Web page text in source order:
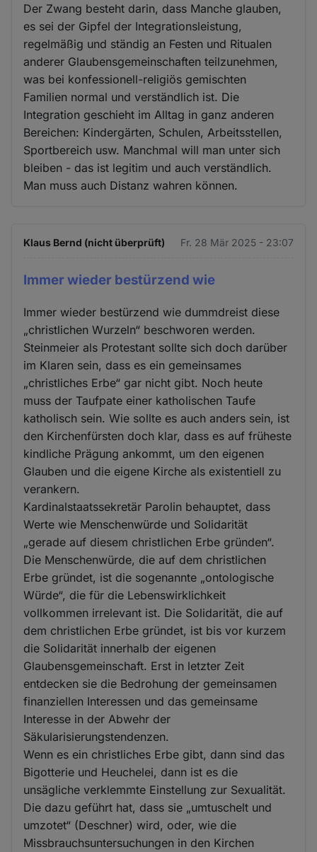
Der Zwang besteht darin, dass Manche glauben,
es sei der Gipfel der Integrationsleistung,
regelmäßig und ständig an Festen und Ritualen
anderer Glaubensgemeinschaften teilzunehmen,
was bei konfessionell-religiös gemischten
Familien normal und verständlich ist. Die
Integration geschieht im Alltag in ganz anderen
Bereichen: Kindergärten, Schulen, Arbeitsstellen,
Sportbereich usw. Manchmal will man unter sich
bleiben - das ist legitim und auch verständlich.
Man muss auch Distanz wahren können.
Klaus Bernd (nicht überprüft) Fr. 28 Mär 2025 - 23:07
Immer wieder bestürzend wie
Immer wieder bestürzend wie dummdreist diese
„christlichen Wurzeln“ beschworen werden.
Steinmeier als Protestant sollte sich doch darüber
im Klaren sein, dass es ein gemeinsames
„christliches Erbe“ gar nicht gibt. Noch heute
muss der Taufpate einer katholischen Taufe
katholisch sein. Wie sollte es auch anders sein, ist
den Kirchenfürsten doch klar, dass es auf früheste
kindliche Prägung ankommt, um den eigenen
Glauben und die eigene Kirche als existentiell zu
verankern.
Kardinalstaatssekretär Parolin behauptet, dass
Werte wie Menschenwürde und Solidarität
„gerade auf diesem christlichen Erbe gründen“.
Die Menschenwürde, die auf dem christlichen
Erbe gründet, ist die sogenannte „ontologische
Würde“, die für die Lebenswirklichkeit
vollkommen irrelevant ist. Die Solidarität, die auf
dem christlichen Erbe gründet, ist bis vor kurzem
die Solidarität innerhalb der eigenen
Glaubensgemeinschaft. Erst in letzter Zeit
entdecken sie die Bedrohung der gemeinsamen
finanziellen Interessen und das gemeinsame
Interesse in der Abwehr der
Säkularisierungstendenzen.
Wenn es ein christliches Erbe gibt, dann sind das
Bigotterie und Heuchelei, dann ist es die
unsägliche verklemmte Einstellung zur Sexualität.
Die dazu geführt hat, dass sie „umtuschelt und
umzotet“ (Deschner) wird, oder, wie die
Missbrauchsuntersuchungen in den Kirchen